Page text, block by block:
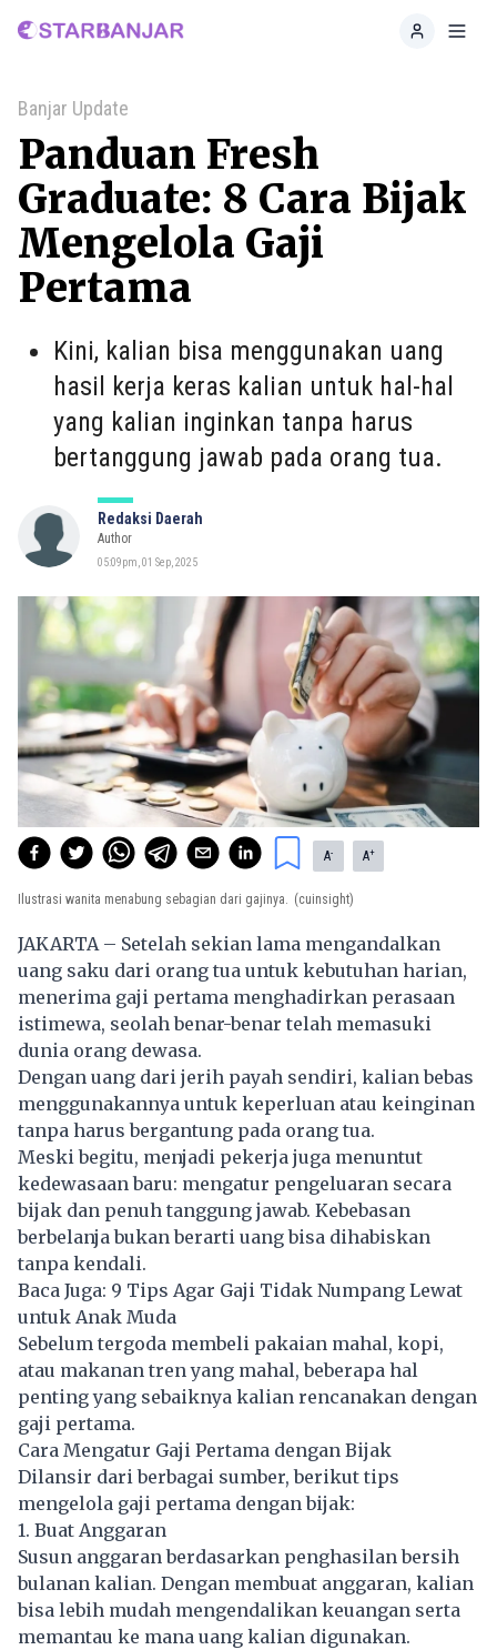
Home
Banjar Update
Panduan Fresh
Graduate: 8 Cara Bijak
Mengelola Gaji
Pertama
Kini, kalian bisa menggunakan uang
hasil kerja keras kalian untuk hal-hal
yang kalian inginkan tanpa harus
bertanggung jawab pada orang tua.
Redaksi Daerah
Author
05:09pm, 01 Sep, 2025
A- A+
Ilustrasi wanita menabung sebagian dari gajinya. (cuinsight)
JAKARTA – Setelah sekian lama mengandalkan
uang saku dari orang tua untuk kebutuhan harian,
menerima gaji pertama menghadirkan perasaan
istimewa, seolah benar-benar telah memasuki
dunia orang dewasa.
Dengan uang dari jerih payah sendiri, kalian bebas
menggunakannya untuk keperluan atau keinginan
tanpa harus bergantung pada orang tua.
Meski begitu, menjadi pekerja juga menuntut
kedewasaan baru: mengatur pengeluaran secara
bijak dan penuh tanggung jawab. Kebebasan
berbelanja bukan berarti uang bisa dihabiskan
tanpa kendali.
Baca Juga: 9 Tips Agar Gaji Tidak Numpang Lewat
untuk Anak Muda
Sebelum tergoda membeli pakaian mahal, kopi,
atau makanan tren yang mahal, beberapa hal
penting yang sebaiknya kalian rencanakan dengan
gaji pertama.
Cara Mengatur Gaji Pertama dengan Bijak
Dilansir dari berbagai sumber, berikut tips
mengelola gaji pertama dengan bijak:
1. Buat Anggaran
Susun anggaran berdasarkan penghasilan bersih
bulanan kalian. Dengan membuat anggaran, kalian
bisa lebih mudah mengendalikan keuangan serta
memantau ke mana uang kalian digunakan.